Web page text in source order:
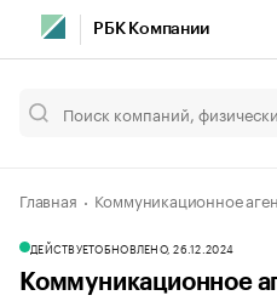
РБК Компании
Главная Коммуникационное
ДЕЙСТВУЕТОБНОВЛЕНО, 26.12.2024
Коммуникационное